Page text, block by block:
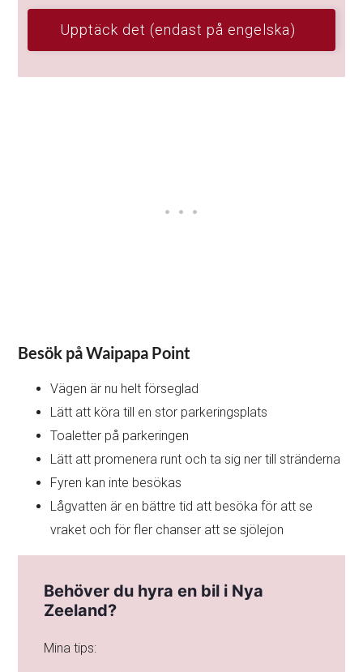
Upptäck det (endast på engelska)
Besök på Waipapa Point
Vägen är nu helt förseglad
Lätt att köra till en stor parkeringsplats
Toaletter på parkeringen
Lätt att promenera runt och ta sig ner till stränderna
Fyren kan inte besökas
Lågvatten är en bättre tid att besöka för att se
vraket och för fler chanser att se sjölejon
Behöver du hyra en bil i Nya
Zeeland?
Mina tips: